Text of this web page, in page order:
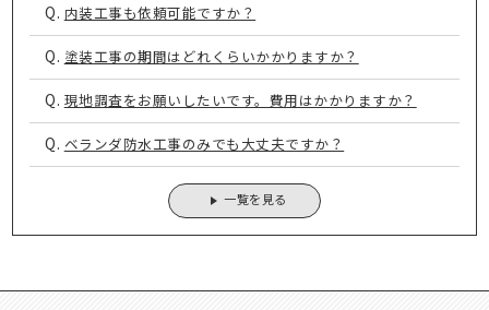
Q. 内装工事も依頼可能ですか？
Q. 塗装工事の期間はどれくらいかかりますか？
Q. 現地調査をお願いしたいです。費用はかかりますか？
Q. ベランダ防水工事のみでも大丈夫ですか？
一覧を見る